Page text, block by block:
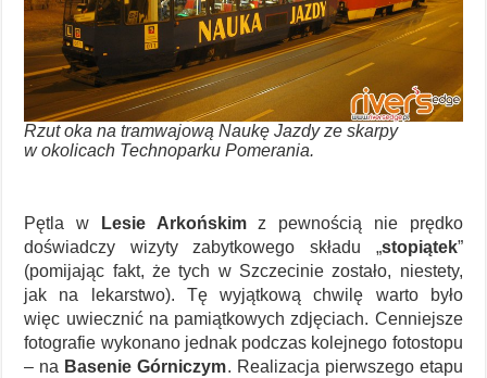
Rzut oka na tramwajową Naukę Jazdy ze skarpy
w okolicach Technoparku Pomerania.
Pętla w Lesie Arkońskimz pewnością nie prędko
doświadczy wizyty zabytkowego składu „stopiątek”
(pomijając fakt, że tych w Szczecinie zostało, niestety,
jak na lekarstwo). Tę wyjątkową chwilę warto było
więc uwiecznić na pamiątkowych zdjęciach. Cenniejsze
fotografie wykonano jednak podczas kolejnego fotostopu
– na Basenie Górniczym. Realizacja pierwszego etapu